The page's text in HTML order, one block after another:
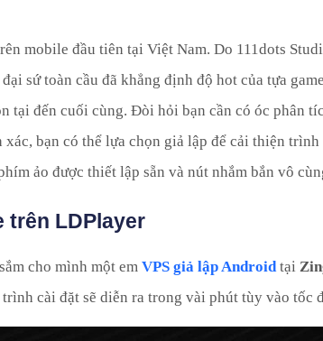
mobile đầu tiên tại Việt Nam. Do 111dots
sứ toàn cầu đã khẳng định độ hot của tựa
tại đến cuối cùng. Đòi hỏi bạn cần có óc phân
bạn có thể lựa chọn giả lập để cải thiện
ảo được thiết lập sẵn và nút nhắm bắn vô
trên LDPlayer
cho mình một em VPS giả lập Androidtại
trình cài đặt sẽ diễn ra trong vài phút tùy vào tốc